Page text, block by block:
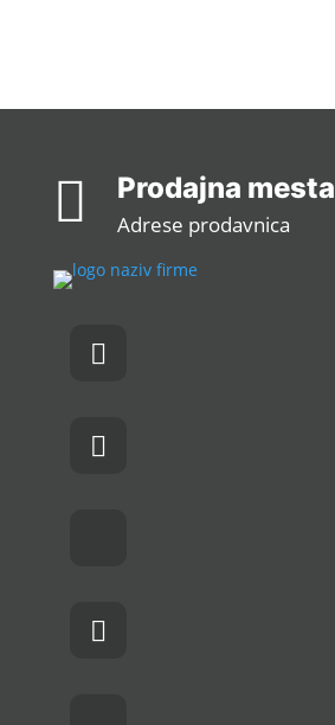
 Prodajna mesta
Adrese prodavnica